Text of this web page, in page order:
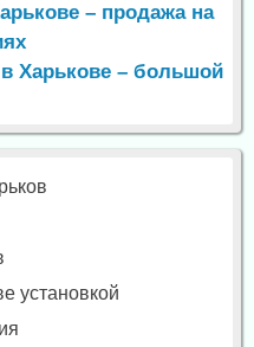
– продажа на
Харькове – большой
установкой